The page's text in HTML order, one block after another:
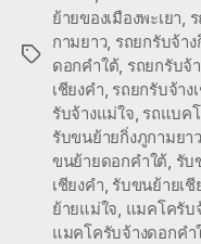
Tags
ย้ายของเมืองพะเยา,
กามยาว, รถยกรับจ้าง
ดอกคำใต้, รถยกรับจ้
เชียงคำ, รถยกรับจ้าง
รับจ้างแม่ใจ, รถแบค
รับขนย้ายกิ่งภูกามยาว
ขนย้ายดอกคำใต้, รับ
เชียงคำ, รับขนย้ายเชี
ย้ายแม่ใจ, แมคโครับ
แมคโครับจ้างดอกคำ